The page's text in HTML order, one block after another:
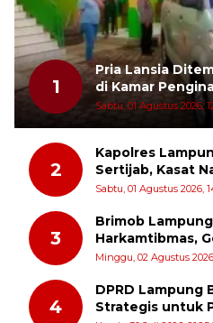
1
Pria Lansia
di Kamar
Baru
Sabtu, 01 Agustus 2026,
2
Kapolres
Sertijab, Kasat
Sekampung Udik
Sabtu, 01 Agustus 2026,
3
Brimob
Harkamtibmas,
Patroli Dialogis
Minggu, 02 Agustus
4
DPRD Lampung
Strategis untuk